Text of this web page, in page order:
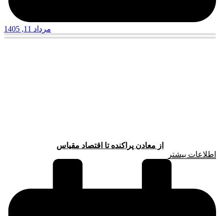
مرداد 11, 1405
از معادن پراکنده تا اقتصاد مقیاس
اطلاعات بیشتر